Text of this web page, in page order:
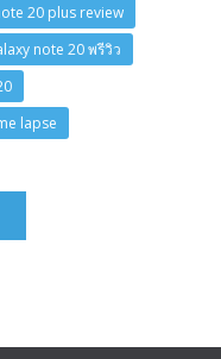
20 plus review
note 20 พรีวิว
lapse